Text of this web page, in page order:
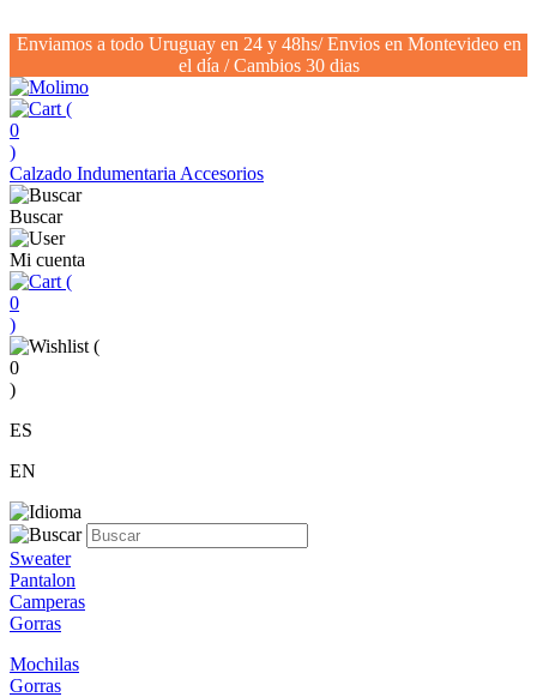
Enviamos a todo Uruguay en 24 y 48hs/ Envios en Montevideo en
el día / Cambios 30 dias
(
0
)
Calzado Indumentaria Accesorios
Buscar
Mi cuenta
(
0
)
(
0
)
ES
EN
Sweater
Pantalon
Camperas
Gorras
Mochilas
Gorras